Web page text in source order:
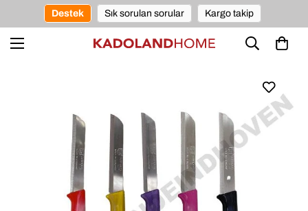
Destek Sık sorulan sorular Kargo takip